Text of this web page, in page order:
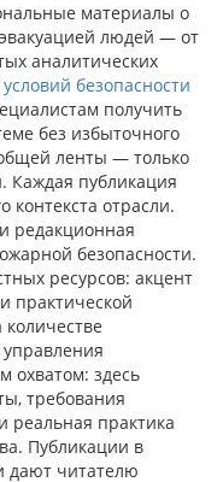
материалы о
людей — от
аналитических
условий безопасности
получить
без избыточного
ленты — только
Каждая публикация
контекста отрасли.
редакционная
безопасности.
ресурсов: акцент
практической
охватом: здесь
требования
реальная практика
Публикации в
дают читателю